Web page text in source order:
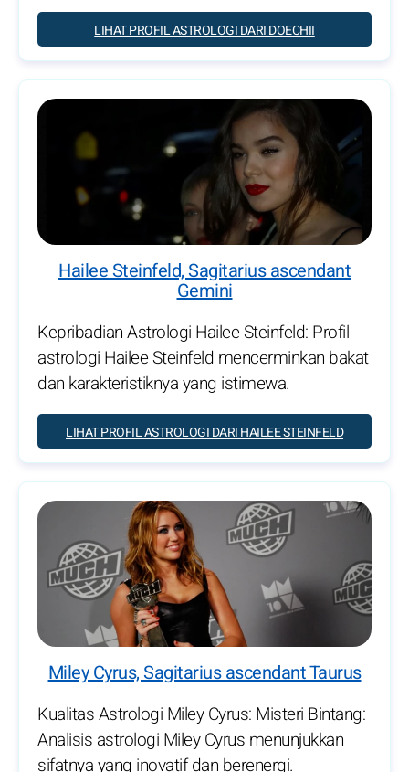
LIHAT PROFIL ASTROLOGI DARI DOECHII
Hailee Steinfeld, Sagitarius ascendant
Gemini
Kepribadian Astrologi Hailee Steinfeld: Profil
astrologi Hailee Steinfeld mencerminkan bakat
dan karakteristiknya yang istimewa.
LIHAT PROFIL ASTROLOGI DARI HAILEE STEINFELD
Miley Cyrus, Sagitarius ascendant Taurus
Kualitas Astrologi Miley Cyrus: Misteri Bintang:
Analisis astrologi Miley Cyrus menunjukkan
sifatnya yang inovatif dan berenergi.